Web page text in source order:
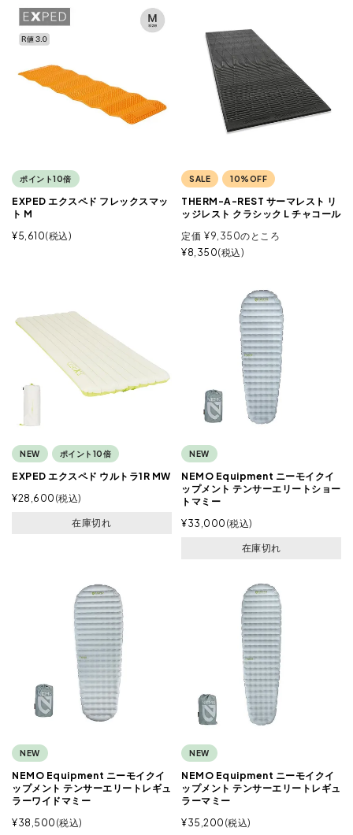
ポイント10倍
EXPED エクスペド フレックスマッ
ト M
¥5,610 税込
SALE 10%OFF
THERM-A-REST サーマレスト リ
ッジレスト クラシック L チャコール
定価 ¥9,350のところ
¥8,350 税込
NEW ポイント10倍
EXPED エクスペド ウルトラ1R MW
¥28,600 税込
在庫切れ
NEW
NEMO Equipment ニーモイクイ
ップメント テンサーエリートショー
トマミー
¥33,000 税込
在庫切れ
NEW
NEMO Equipment ニーモイクイ
ップメント テンサーエリートレギュ
ラーワイドマミー
¥38,500 税込
NEW
NEMO Equipment ニーモイクイ
ップメント テンサーエリートレギュ
ラーマミー
¥35,200 税込